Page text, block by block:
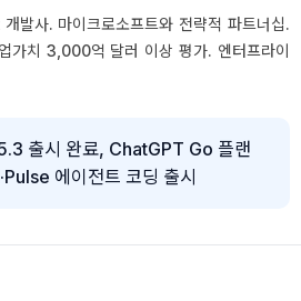
발사. 마이크로소프트와 전략적 파트너십.
가치 3,000억 달러 이상 평가. 엔터프라이
출시 완료, ChatGPT Go 플랜
에이전트 코딩 출시